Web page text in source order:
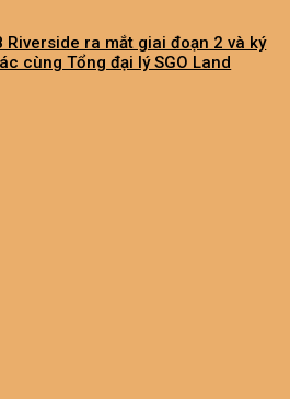
Riverside ra mắt giai đoạn 2 và ký
cùng Tổng đại lý SGO Land